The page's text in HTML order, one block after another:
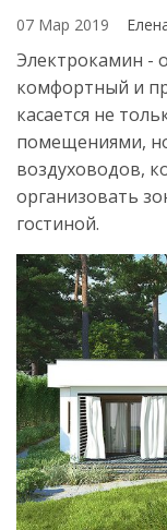
07 Мар 2019
Электрокамин -
комфортный и
касается не
помещениями,
воздуховодов,
организовать
гостиной.